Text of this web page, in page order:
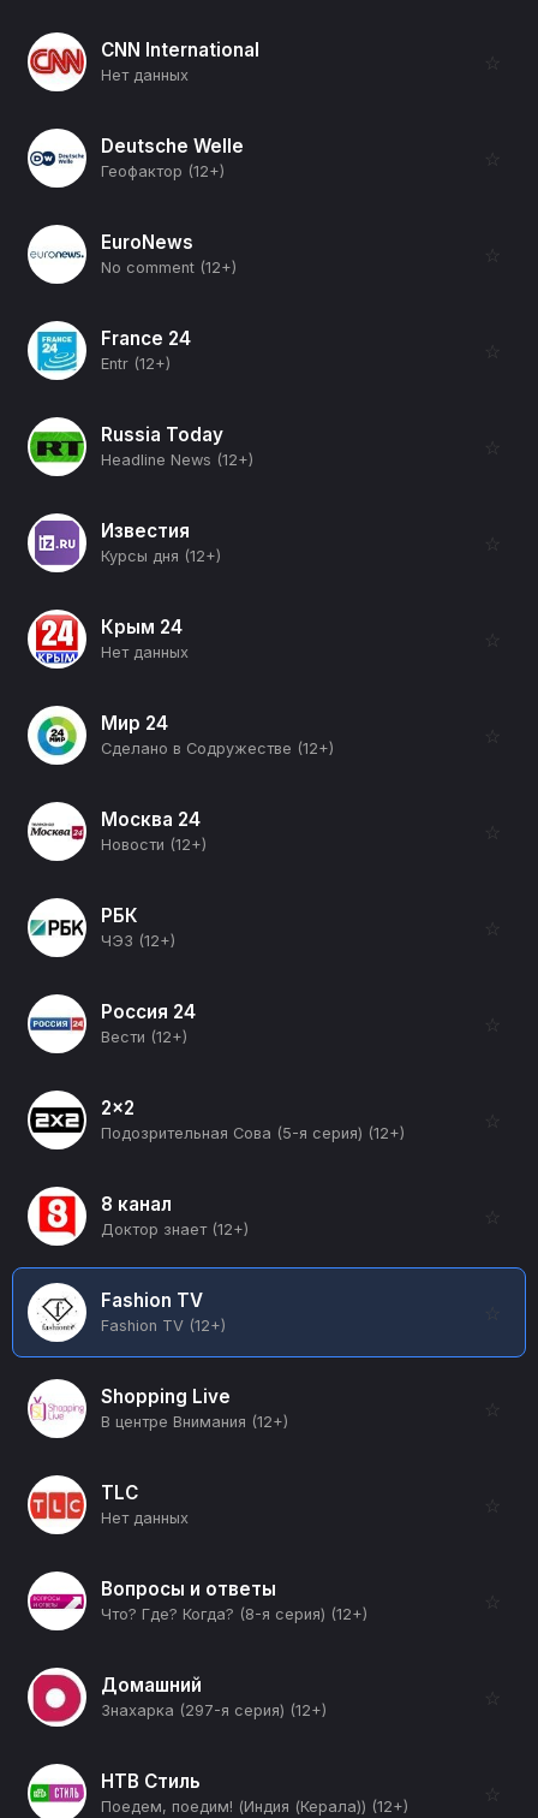
CNN International
Нет данных
☆
Deutsche Welle
Геофактор (12+)
☆
EuroNews
No comment (12+)
☆
France 24
Entr (12+)
☆
Russia Today
Headline News (12+)
☆
Известия
Курсы дня (12+)
☆
Крым 24
Нет данных
☆
Мир 24
Сделано в Содружестве (12+)
☆
Москва 24
Новости (12+)
☆
РБК
ЧЭЗ (12+)
☆
Россия 24
Вести (12+)
☆
2x2
Подозрительная Сова (5-я серия) (12+)
☆
8 канал
Доктор знает (12+)
☆
Fashion TV
Fashion TV (12+)
Shopping Live
В центре Внимания (12+)
☆
TLC
Нет данных
☆
Вопросы и ответы
Что? Где? Когда? (8-я серия) (12+)
☆
Домашний
Знахарка (297-я серия) (12+)
☆
НТВ Стиль
Поедем, поедим! (Индия (Керала)) (12+)
☆